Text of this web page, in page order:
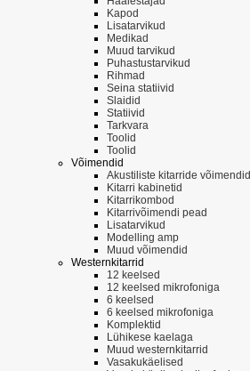
Kapod
Lisatarvikud
Medikad
Muud tarvikud
Puhastustarvikud
Rihmad
Seina statiivid
Slaidid
Statiivid
Tarkvara
Toolid
Toolid
Võimendid
Akustiliste kitarride võimendid
Kitarri kabinetid
Kitarrikombod
Kitarrivõimendi pead
Lisatarvikud
Modelling amp
Muud võimendid
Westernkitarrid
12 keelsed
12 keelsed mikrofoniga
6 keelsed
6 keelsed mikrofoniga
Komplektid
Lühikese kaelaga
Muud westernkitarrid
Vasakukäelised